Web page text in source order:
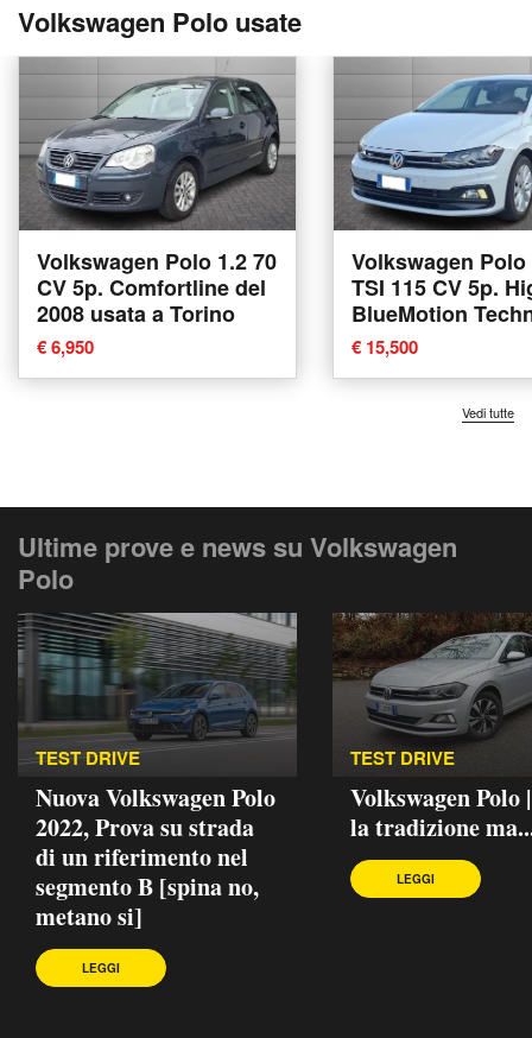
Volkswagen Polo usate
Volkswagen Polo 1.2 70
CV 5p. Comfortline del
2008 usata a Torino
€ 6,950
Volkswagen Polo
TSI 115 CV 5p.
BlueMotion
del 2019 usata a
€ 15,500
Vedi tutte
Ultime prove e news su Volkswagen
Polo
TEST DRIVE
Nuova Volkswagen Polo
2022, Prova su strada
di un riferimento nel
segmento B [spina no,
metano si]
LEGGI
TEST DRIVE
Volkswagen Polo
la tradizione
LEGGI